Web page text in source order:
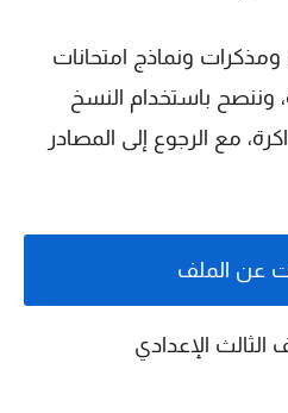
ونماذج امتحانات
وننصح باستخدام النسخ
مع الرجوع إلى المصادر
عن الملف
الإعدادي